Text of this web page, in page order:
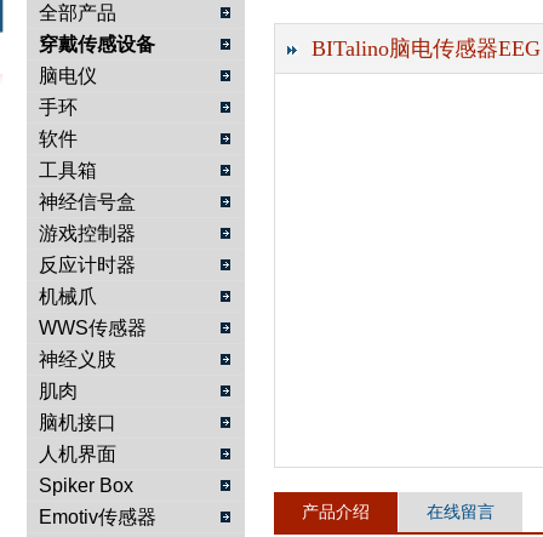
武汉提沃克科技有限公司
全部产品
穿戴传感设备
脑电仪
手环
软件
工具箱
神经信号盒
游戏控制器
反应计时器
机械爪
WWS传感器
神经义肢
肌肉
脑机接口
人机界面
Spiker Box
Emotiv传感器
BITalino脑电传感器EEG
产品介绍 在线留言